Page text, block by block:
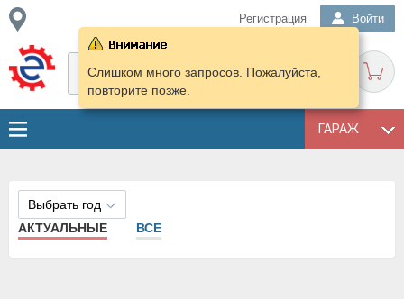
Регистрация Войти
ГАРАЖ
Слишком много запросов. Пожалуйста,
повторите позже.
Выбрать год
АКТУАЛЬНЫЕ
ВСЕ